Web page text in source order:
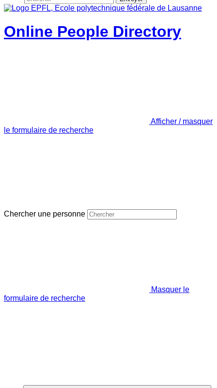
Online People Directory
Afficher / masquer
le formulaire de recherche
Chercher une personne
Masquer le
formulaire de recherche